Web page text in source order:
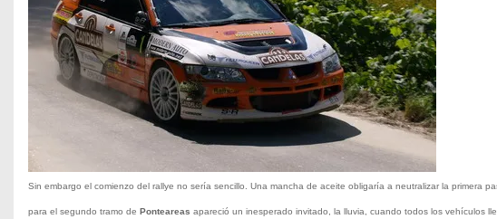
Sin embargo el comienzo del rallye no sería sencillo. Una mancha de aceite obligaría a neutralizar la primera
para el segundo tramo de Ponteareas apareció un inesperado invitado, la lluvia, cuando todos los vehículos